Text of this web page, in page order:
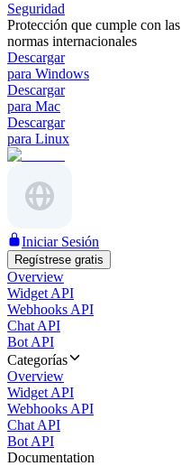
Seguridad
Protección que cumple con las
normas internacionales
Descargar
para Windows
Descargar
para Mac
Descargar
para Linux
Iniciar Sesión
Regístrese gratis
Overview
Widget API
Webhooks API
Chat API
Bot API
Categorías
Overview
Widget API
Webhooks API
Chat API
Bot API
Documentation